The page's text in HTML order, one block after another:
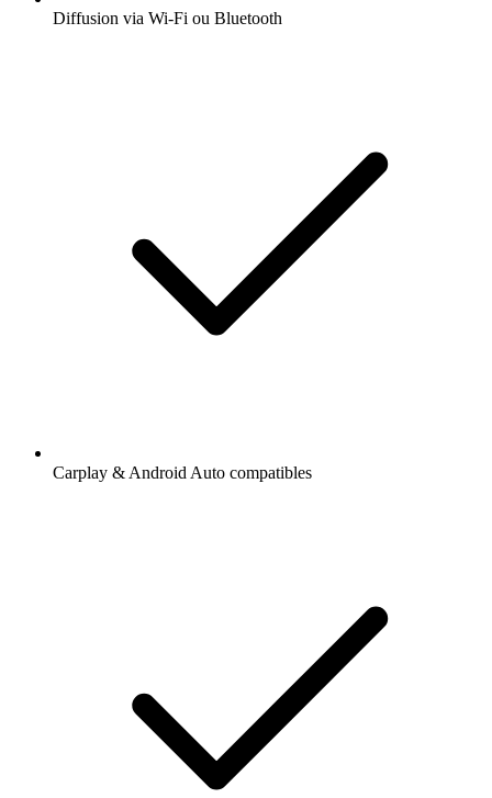
Diffusion via Wi-Fi ou Bluetooth
Carplay & Android Auto compatibles